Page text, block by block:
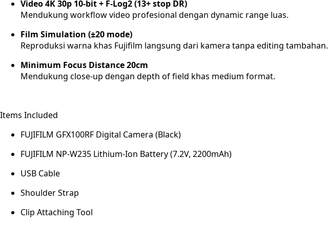
Video 4K 30p 10-bit + F-Log2 (13+ stop DR)
Mendukung workflow video profesional dengan dynamic range luas.
Film Simulation (±20 mode)
Reproduksi warna khas Fujifilm langsung dari kamera tanpa editing tambahan.
Minimum Focus Distance 20cm
Mendukung close-up dengan depth of field khas medium format.
Items Included
FUJIFILM GFX100RF Digital Camera (Black)
FUJIFILM NP-W235 Lithium-Ion Battery (7.2V, 2200mAh)
USB Cable
Shoulder Strap
Clip Attaching Tool